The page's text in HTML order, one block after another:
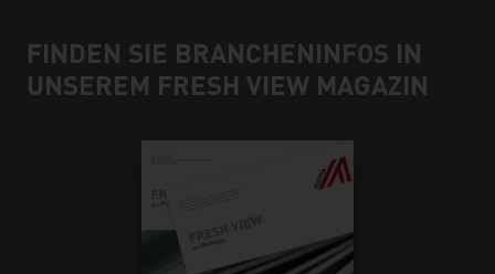
FINDEN SIE BRANCHENINFOS IN
UNSEREM FRESH VIEW MAGAZIN